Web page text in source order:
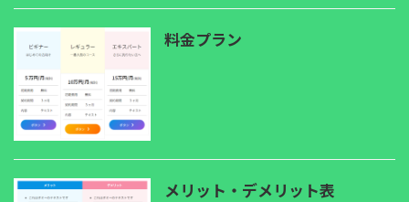
料金プラン
メリット・デメリット表